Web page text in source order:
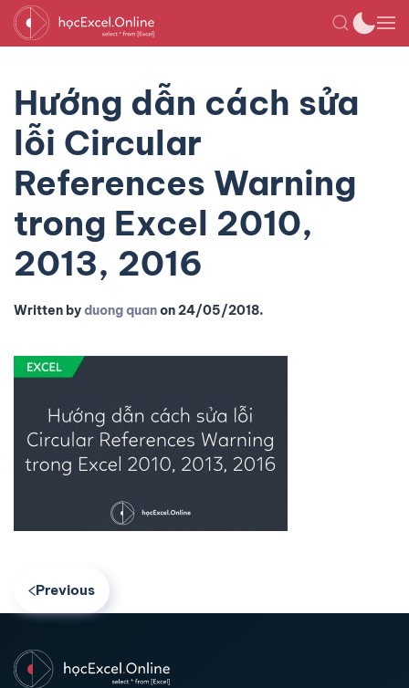
Hướng dẫn cách sửa
lỗi Circular
References Warning
trong Excel 2010,
2013, 2016
Written byduong quanon24/05/2018.
Previous